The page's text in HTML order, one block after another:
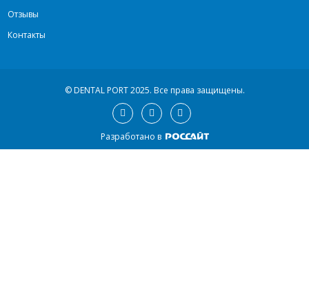
Отзывы
Контакты
© DENTAL PORT 2025. Все права защищены.
Разработано в